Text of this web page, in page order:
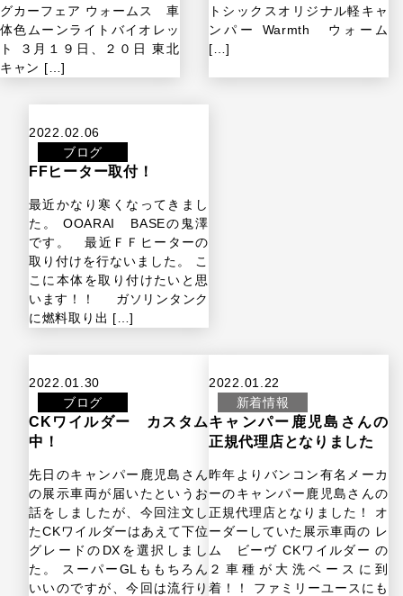
グカーフェア ウォームス 車
体色ムーンライトバイオレッ
ト ３月１９日、２０日 東北
キャン […]
トシックスオリジナル軽キャ
ンパー Warmth ウォーム
[…]
2022.02.06
ブログ
FFヒーター取付！
最近かなり寒くなってきまし
た。 OOARAI BASEの鬼澤
です。 最近ＦＦヒーターの
取り付けを行ないました。 こ
こに本体を取り付けたいと思
います！！ ガソリンタンク
に燃料取り出 […]
2022.01.30
ブログ
CKワイルダー カスタム
中！
先日のキャンパー鹿児島さん
の展示車両が届いたというお
話をしましたが、今回注文し
たCKワイルダーはあえて下位
グレードのDXを選択しまし
た。 スーパーGLももちろん
いいのですが、今回は流行り
2022.01.22
新着情報
キャンパー鹿児島さんの
正規代理店となりました
昨年よりバンコン有名メーカ
ーのキャンパー鹿児島さんの
正規代理店となりました！ オ
ーダーしていた展示車両の レ
ム ビーヴ CKワイルダー の
２車種が大洗ベースに到
着！！ ファミリーユースにも